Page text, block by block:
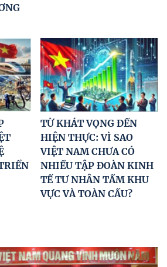
TỪ KHÁT VỌNG ĐẾN
HIỆN THỰC: VÌ SAO
VIỆT NAM CHƯA CÓ
NHIỀU TẬP ĐOÀN KINH
TẾ TƯ NHÂN TẦM KHU
VỰC VÀ TOÀN CẦU?